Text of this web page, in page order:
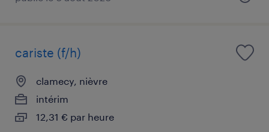
cariste (f/h)
clamecy, nièvre
intérim
12,31 € par heure